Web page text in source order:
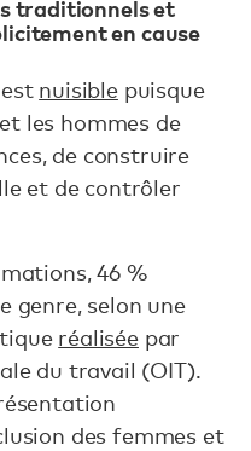
traditionnels et
en cause
nuisiblepuisque
les hommes de
de construire
et de contrôler
46 %
genre, selon une
réaliséepar
du travail (OIT).
des femmes et